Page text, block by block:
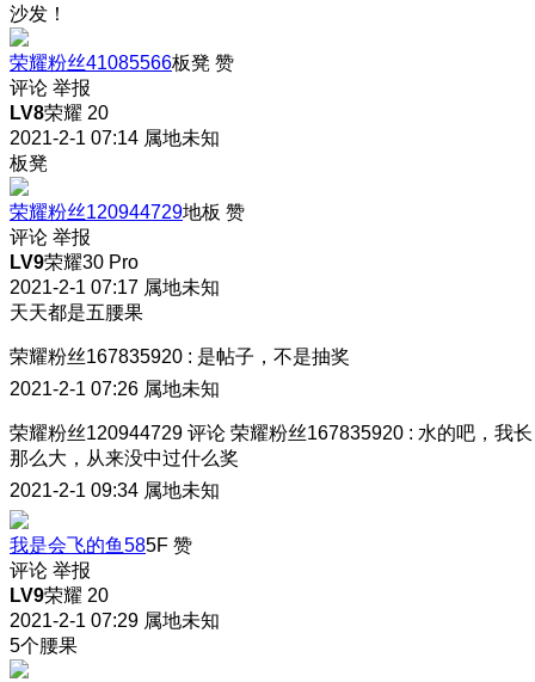
沙发！
荣耀粉丝41085566板凳 赞
评论 举报
LV8荣耀 20
2021-2-1 07:14 属地未知
板凳
荣耀粉丝120944729地板 赞
评论 举报
LV9荣耀30 Pro
2021-2-1 07:17 属地未知
天天都是五腰果
荣耀粉丝167835920 : 是帖子，不是抽奖
2021-2-1 07:26 属地未知
荣耀粉丝120944729 评论 荣耀粉丝167835920 : 水的吧，我长
那么大，从来没中过什么奖
2021-2-1 09:34 属地未知
我是会飞的鱼585F 赞
评论 举报
LV9荣耀 20
2021-2-1 07:29 属地未知
5个腰果